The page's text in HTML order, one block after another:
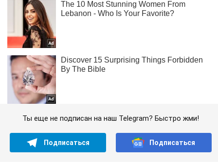
Ты еще не подписан на наш Telegram? Быстро жми!
Подписаться Подписаться